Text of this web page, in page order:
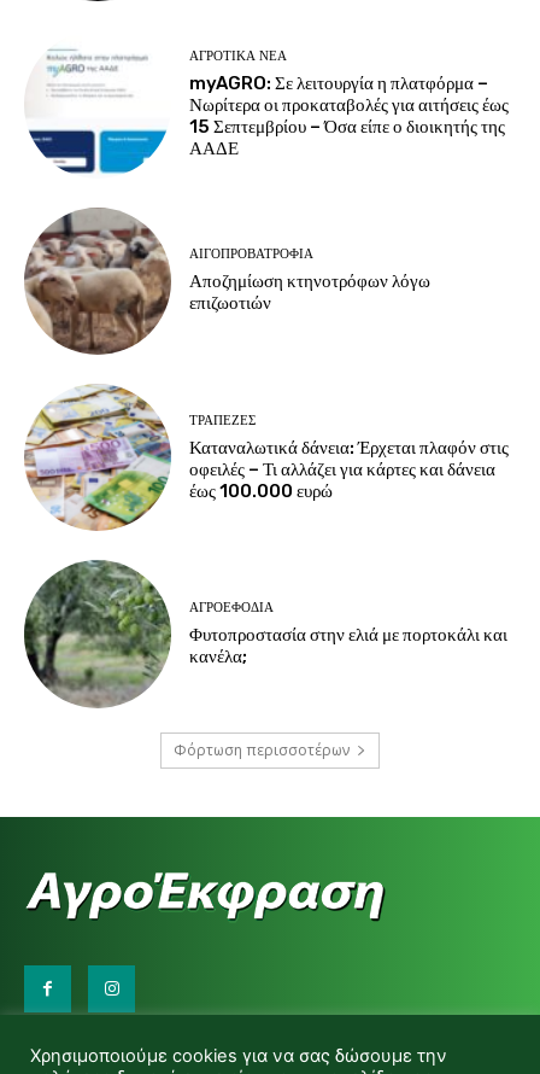
ΑΓΡΟΤΙΚΆ ΝΈΑ
myAGRO: Σε λειτουργία η πλατφόρμα –
Νωρίτερα οι προκαταβολές για αιτήσεις έως
15 Σεπτεμβρίου – Όσα είπε ο διοικητής της
ΑΑΔΕ
ΑΙΓΟΠΡΟΒΑΤΡΟΦΊΑ
Αποζημίωση κτηνοτρόφων λόγω
επιζωοτιών
ΤΡΆΠΕΖΕΣ
Καταναλωτικά δάνεια: Έρχεται πλαφόν στις
οφειλές – Τι αλλάζει για κάρτες και δάνεια
έως 100.000 ευρώ
ΑΓΡΟΕΦΌΔΙΑ
Φυτοπροστασία στην ελιά με πορτοκάλι και
κανέλα;
Φόρτωση περισσοτέρων
d.makas@yahoo.gr
Χρησιμοποιούμε cookies για να σας δώσουμε την